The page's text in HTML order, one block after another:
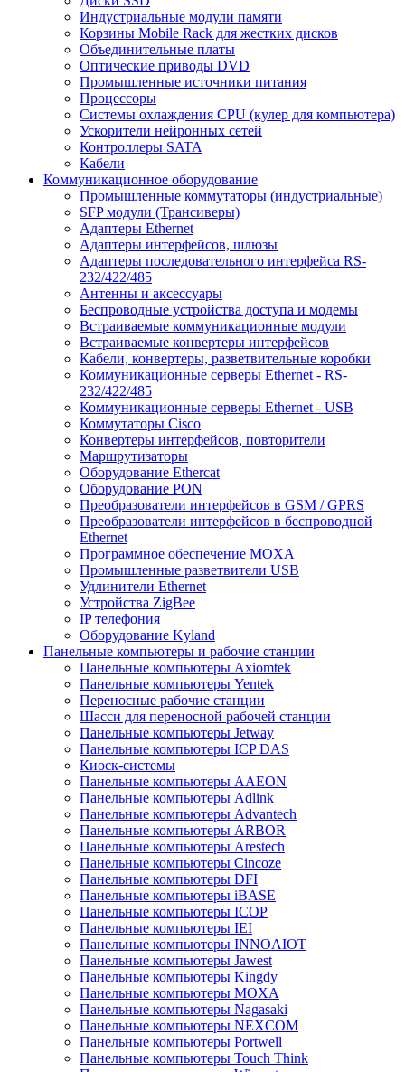
Индустриальные модули памяти
Корзины Mobile Rack для жестких дисков
Объединительные платы
Оптические приводы DVD
Промышленные источники питания
Процессоры
Системы охлаждения CPU (кулер для компьютера)
Ускорители нейронных сетей
Контроллеры SATA
Кабели
Коммуникационное оборудование
Промышленные коммутаторы (индустриальные)
SFP модули (Трансиверы)
Адаптеры Ethernet
Адаптеры интерфейсов, шлюзы
Адаптеры последовательного интерфейса RS-
232/422/485
Антенны и аксессуары
Беспроводные устройства доступа и модемы
Встраиваемые коммуникационные модули
Встраиваемые конвертеры интерфейсов
Кабели, конвертеры, разветвительные коробки
Коммуникационные серверы Ethernet - RS-
232/422/485
Коммуникационные серверы Ethernet - USB
Коммутаторы Cisco
Конвертеры интерфейсов, повторители
Маршрутизаторы
Оборудование Ethercat
Оборудование PON
Преобразователи интерфейсов в GSM / GPRS
Преобразователи интерфейсов в беспроводной
Ethernet
Программное обеспечение MOXA
Промышленные разветвители USB
Удлинители Ethernet
Устройства ZigBee
IP телефония
Оборудование Kyland
Панельные компьютеры и рабочие станции
Панельные компьютеры Axiomtek
Панельные компьютеры Yentek
Переносные рабочие станции
Шасси для переносной рабочей станции
Панельные компьютеры Jetway
Панельные компьютеры ICP DAS
Киоск-системы
Панельные компьютеры AAEON
Панельные компьютеры Adlink
Панельные компьютеры Advantech
Панельные компьютеры ARBOR
Панельные компьютеры Arestech
Панельные компьютеры Cincoze
Панельные компьютеры DFI
Панельные компьютеры iBASE
Панельные компьютеры ICOP
Панельные компьютеры IEI
Панельные компьютеры INNOAIOT
Панельные компьютеры Jawest
Панельные компьютеры Kingdy
Панельные компьютеры MOXA
Панельные компьютеры Nagasaki
Панельные компьютеры NEXCOM
Панельные компьютеры Portwell
Панельные компьютеры Touch Think